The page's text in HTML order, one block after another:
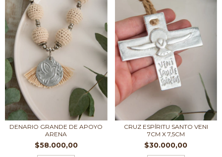
DENARIO GRANDE DE APOYO
ARENA
$58.000,00
CRUZ ESPÍRITU SANTO VENI
7CM X 7,5CM
$30.000,00